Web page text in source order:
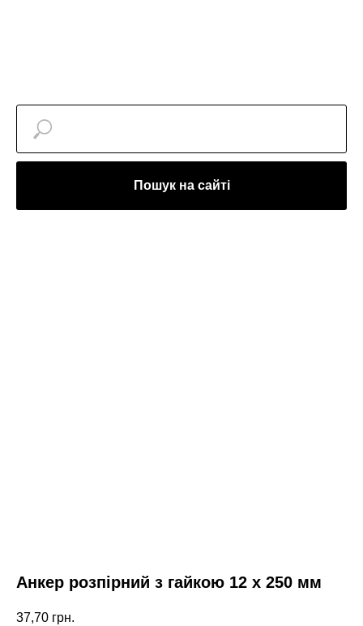
Пошук на сайті
Анкер розпірний з гайкою 12 х 250 мм
37,70 грн.